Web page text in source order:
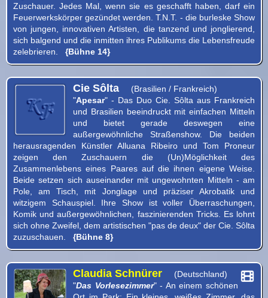
Zuschauer. Jedes Mal, wenn sie es geschafft haben, darf ein
Feuerwerkskörper gezündet werden. T.N.T. - die burleske Show
von jungen, innovativen Artisten, die tanzend und jonglierend,
sich balgend und die inmitten ihres Publikums die Lebensfreude
zelebrieren. {Bühne 14}
Cie Sôlta
(Brasilien / Frankreich)
"Apesar" - Das Duo Cie. Sôlta aus Frankreich
und Brasilien beeindruckt mit einfachen Mitteln
und bietet gerade deswegen eine
außergewöhnliche Straßenshow. Die beiden
herausragenden Künstler Alluana Ribeiro und Tom Proneur
zeigen den Zuschauern die (Un)Möglichkeit des
Zusammenlebens eines Paares auf die ihnen eigene Weise.
Beide setzen sich auseinander mit ungewohnten Mitteln - am
Pole, am Tisch, mit Jonglage und präziser Akrobatik und
witzigem Schauspiel. Ihre Show ist voller Überraschungen,
Komik und außergewöhnlichen, faszinierenden Tricks. Es lohnt
sich ohne Zweifel, dem artistischen "pas de deux" der Cie. Sôlta
zuzuschauen. {Bühne 8}
Claudia Schnürer
(Deutschland)
"Das Vorlesezimmer" - An einem schönen